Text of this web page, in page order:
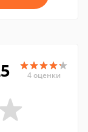
4 оценки